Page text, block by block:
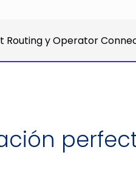
Routing y Operator